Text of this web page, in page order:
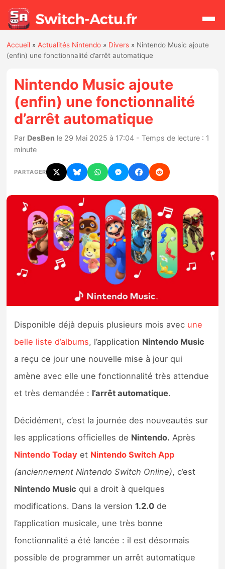
Rechercher
Actualités
Jeux
Hardware
Mises à jour
Chiffres de ventes
Rumeurs
Nintendo Direct
Tests et previews
Tests de jeux
Tests d’accessoires
Previews
Précommandes jeux Switch 2
Sorties de jeux
Bons plans
Guides
Accueil »Actualités Nintendo » Divers » Nintendo Music ajoute
(enfin) une fonctionnalité d’arrêt automatique
Nintendo Music ajoute
(enfin) une fonctionnalité
d’arrêt automatique
Par DesBen le 29 Mai 2025 à 17:04 - Temps de lecture : 1
minute
PARTAGER
Disponible déjà depuis plusieurs mois avec une
belle liste d’albums, l’application Nintendo Music
a reçu ce jour une nouvelle mise à jour qui
amène avec elle une fonctionnalité très attendue
et très demandée : l’arrêt automatique.
Décidément, c’est la journée des nouveautés sur
les applications officielles de Nintendo. Après
Nintendo Today et Nintendo Switch App
(anciennement Nintendo Switch Online), c’est
Nintendo Music qui a droit à quelques
modifications. Dans la version1.2.0 de
l’application musicale, une très bonne
fonctionnalité a été lancée : il est désormais
possible de programmer un arrêt automatique